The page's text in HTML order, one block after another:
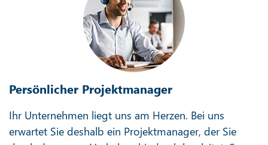
Persönlicher Projektmanager
Ihr Unternehmen liegt uns am Herzen. Bei uns
erwartet Sie deshalb ein Projektmanager, der Sie